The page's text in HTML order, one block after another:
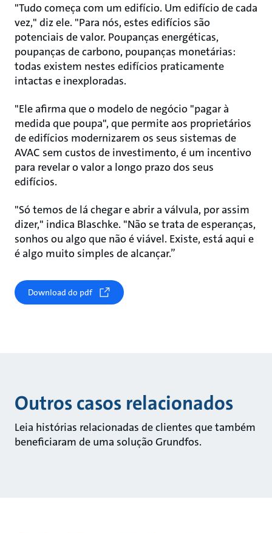
"Tudo começa com um edifício. Um edifício de cada
vez," diz ele. "Para nós, estes edifícios são
potenciais de valor. Poupanças energéticas,
poupanças de carbono, poupanças monetárias:
todas existem nestes edifícios praticamente
intactas e inexploradas.
"Ele afirma que o modelo de negócio "pagar à
medida que poupa", que permite aos proprietários
de edifícios modernizarem os seus sistemas de
AVAC sem custos de investimento, é um incentivo
para revelar o valor a longo prazo dos seus
edifícios.
"Só temos de lá chegar e abrir a válvula, por assim
dizer," indica Blaschke. "Não se trata de esperanças,
sonhos ou algo que não é viável. Existe, está aqui e
é algo muito simples de alcançar.”
Download do pdf
Outros casos relacionados
Leia histórias relacionadas de clientes que também
beneficiaram de uma solução Grundfos.